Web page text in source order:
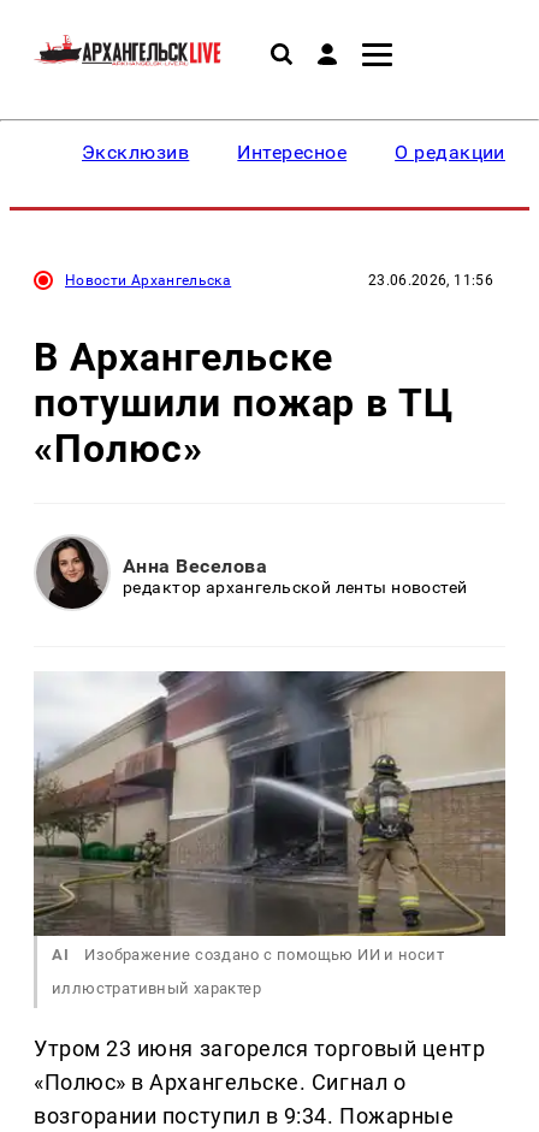
Эксклюзив Интересное О редакции
Новости Архангельска 23.06.2026, 11:56
В Архангельске
потушили пожар в ТЦ
«Полюс»
Анна Веселова
редактор архангельской ленты новостей
AI
Изображение создано с помощью ИИ и носит
иллюстративный характер
Утром 23 июня загорелся торговый центр
«Полюс» в Архангельске. Сигнал о
возгорании поступил в 9:34. Пожарные